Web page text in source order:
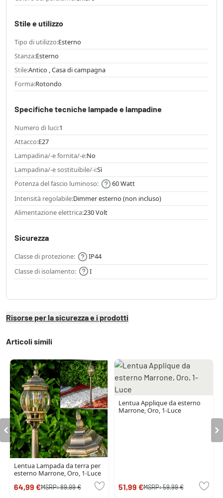
Stile e utilizzo
Tipo di utilizzo:Esterno
Stanza:Esterno
Stile:Antico , Casa di campagna
Forma:Rotondo
Specifiche tecniche lampade e lampadine
Numero di luci:1
Attacco:E27
Lampadina/-e fornita/-e:No
Lampadina/-e sostituibile/-i:Sì
Potenza del fascio luminoso:
60 Watt
Intensità regolabile:Dimmer esterno (non incluso)
Alimentazione elettrica:230 Volt
Sicurezza
Classe di protezione:
IP44
Classe di isolamento:
I
Risorse per la sicurezza e i prodotti
Articoli simili
Lentua Lampada da terra per
esterno Marrone, Oro, 1-Luce
64,99 €MSRP:89,99 €
Lentua Applique da esterno
Marrone, Oro, 1-Luce
51,99 €MSRP:59,99 €